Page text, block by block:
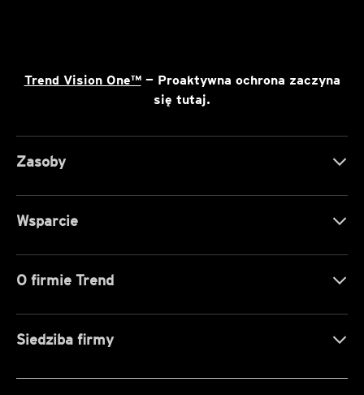
Trend Vision One™— Proaktywna ochrona zaczyna
się tutaj.
Zasoby
Wsparcie
O firmie Trend
Siedziba firmy